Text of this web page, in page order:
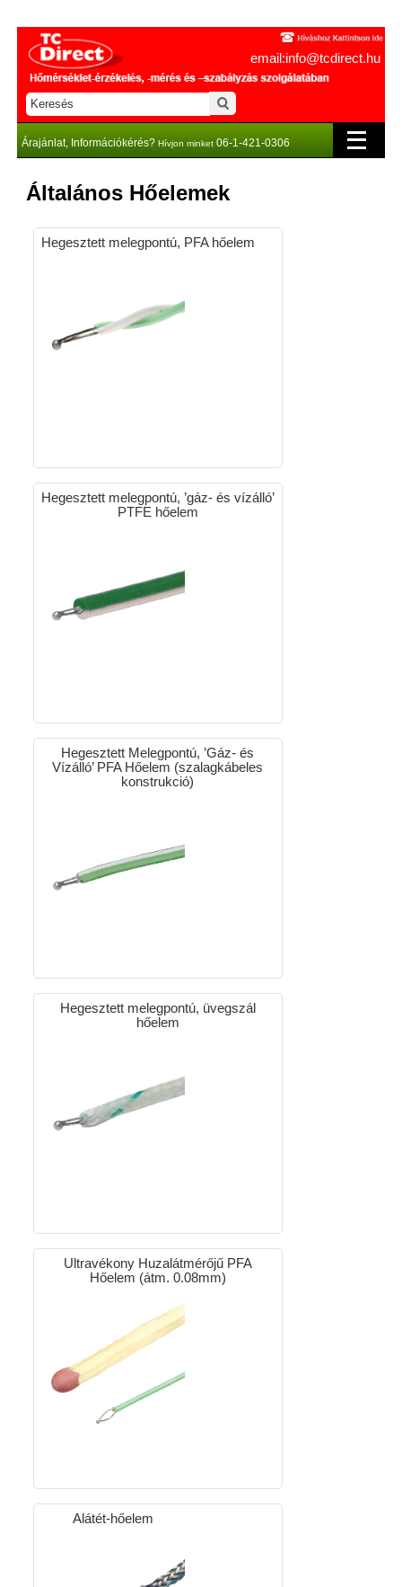
email:info@tcdirect.hu
Árajánlat, Információkérés? Hívjon minket 06-1-421-0306
Általános Hőelemek
Hegesztett melegpontú, PFA hőelem
Hegesztett melegpontú, ’gáz- és vízálló’
PTFE hőelem
Hegesztett Melegpontú, ’Gáz- és
Vízálló’ PFA Hőelem (szalagkábeles
konstrukció)
Hegesztett melegpontú, üvegszál
hőelem
Ultravékony Huzalátmérőjű PFA
Hőelem (átm. 0.08mm)
Alátét-hőelem